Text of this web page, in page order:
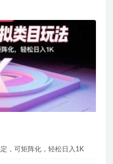
，可矩阵化，轻松日入1K